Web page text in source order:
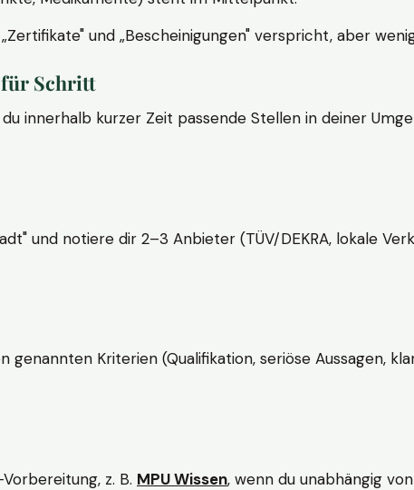
und „Bescheinigungen" verspricht, aber
für Schritt
innerhalb kurzer Zeit passende Stellen in deiner
und notiere dir 2–3 Anbieter (TÜV/DEKRA, lokale
Kriterien (Qualifikation, seriöse Aussagen,
z. B. MPU Wissen, wenn du unabhängig